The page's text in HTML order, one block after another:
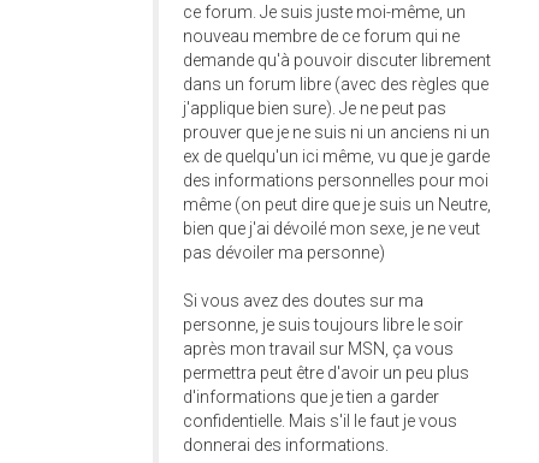
ce forum. Je suis juste moi-même, un
nouveau membre de ce forum qui ne
demande qu'à pouvoir discuter librement
dans un forum libre (avec des règles que
j'applique bien sure). Je ne peut pas
prouver que je ne suis ni un anciens ni un
ex de quelqu'un ici même, vu que je garde
des informations personnelles pour moi
même (on peut dire que je suis un Neutre,
bien que j'ai dévoilé mon sexe, je ne veut
pas dévoiler ma personne)
Si vous avez des doutes sur ma
personne, je suis toujours libre le soir
après mon travail sur MSN, ça vous
permettra peut être d'avoir un peu plus
d'informations que je tien a garder
confidentielle. Mais s'il le faut je vous
donnerai des informations.